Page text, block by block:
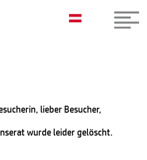
lieber Besucher,
wurde leider gelöscht.